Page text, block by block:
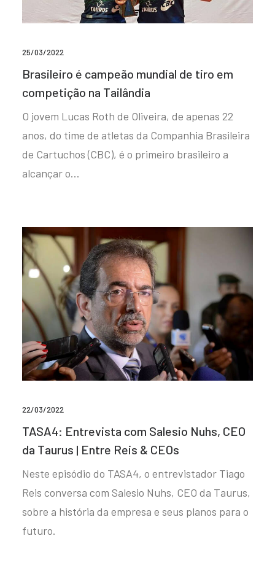
25/03/2022
Brasileiro é campeão mundial de tiro em
competição na Tailândia
O jovem Lucas Roth de Oliveira, de apenas 22
anos, do time de atletas da Companhia Brasileira
de Cartuchos (CBC), é o primeiro brasileiro a
alcançar o…
22/03/2022
TASA4: Entrevista com Salesio Nuhs, CEO
da Taurus | Entre Reis & CEOs
Neste episódio do TASA4, o entrevistador Tiago
Reis conversa com Salesio Nuhs, CEO da Taurus,
sobre a história da empresa e seus planos para o
futuro.